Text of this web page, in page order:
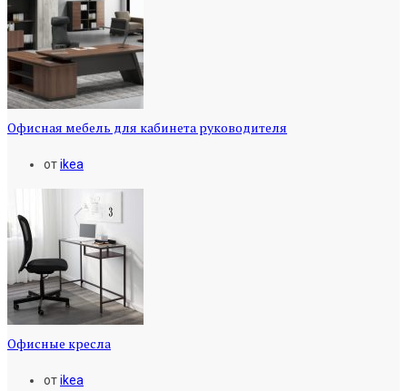
Офисная мебель для кабинета руководителя
отikea
Офисные кресла
отikea